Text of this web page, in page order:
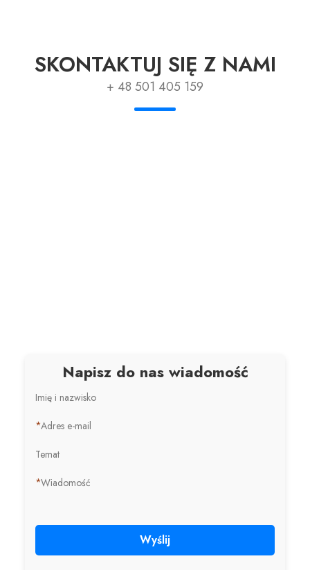
SKONTAKTUJ SIĘ Z NAMI
+ 48 501 405 159
Napisz do nas wiadomość
Imię i nazwisko
*Adres e-mail
Temat
*Wiadomość
Wyślij